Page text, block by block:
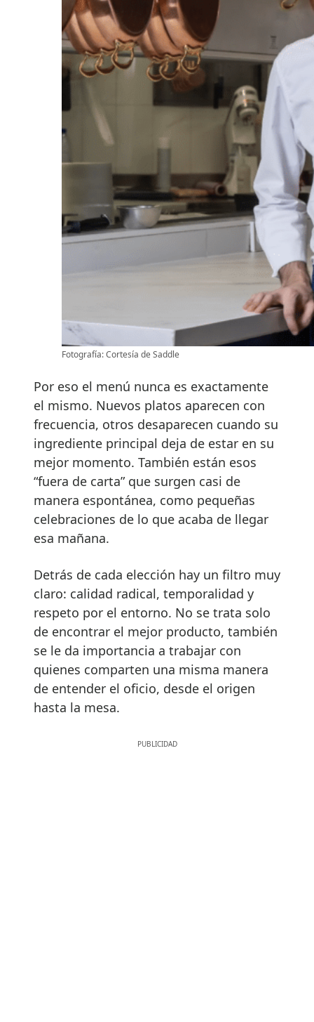
Fotografía: Cortesía de Saddle
Por eso el menú nunca es exactamente
el mismo. Nuevos platos aparecen con
frecuencia, otros desaparecen cuando su
ingrediente principal deja de estar en su
mejor momento. También están esos
“fuera de carta” que surgen casi de
manera espontánea, como pequeñas
celebraciones de lo que acaba de llegar
esa mañana.
Detrás de cada elección hay un filtro muy
claro: calidad radical, temporalidad y
respeto por el entorno. No se trata solo
de encontrar el mejor producto, también
se le da importancia a trabajar con
quienes comparten una misma manera
de entender el oficio, desde el origen
hasta la mesa.